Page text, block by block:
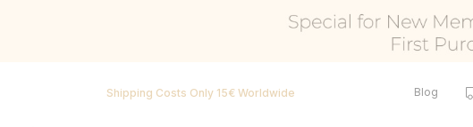
Shipping Costs Only 15€ Worldwide Blog